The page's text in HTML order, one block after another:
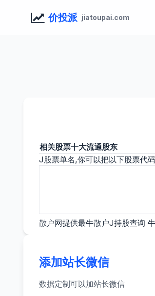
价投派 jiatoupai.com
相关股票十大流通股东
J股票单名,你可以把以下股票代
散户网提供最牛散户J持股查询
添加站长微信
数据定制可以加站长微信